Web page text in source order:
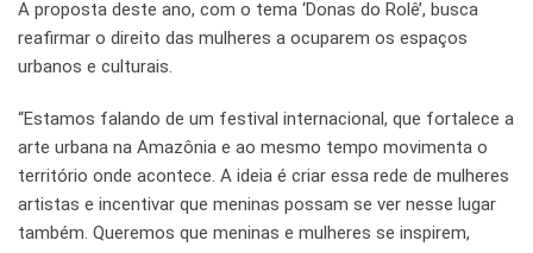
A proposta deste ano, com o tema ‘Donas do Rolê’, busca
reafirmar o direito das mulheres a ocuparem os espaços
urbanos e culturais.
“Estamos falando de um festival internacional, que fortalece a
arte urbana na Amazônia e ao mesmo tempo movimenta o
território onde acontece. A ideia é criar essa rede de mulheres
artistas e incentivar que meninas possam se ver nesse lugar
também. Queremos que meninas e mulheres se inspirem,